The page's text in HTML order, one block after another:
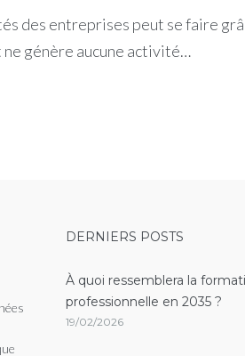
des entreprises peut se faire
génère aucune activité…
DERNIERS POSTS
À quoi ressemblera la
professionnelle en 2035 ?
19/02/2026